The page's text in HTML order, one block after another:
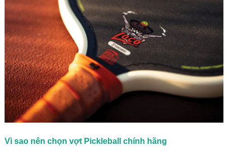
Vì sao nên chọn vợt Pickleball chính hãng